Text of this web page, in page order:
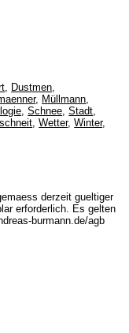
Dustmen
, Müllmann
,Schnee ,Stadt
,Wetter,Winter,
derzeit gueltiger
erforderlich. Es gelten
burmann.de/agb